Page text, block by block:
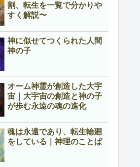
割、転生を一覧で分かりや
すく解説〜
神に似せてつくられた人間
神の子
オーム神霊が創造した大宇
宙｜大宇宙の創造と神の子
が歩む永遠の魂の進化
魂は永遠であり、転生輪廻
をしている｜神理のことば